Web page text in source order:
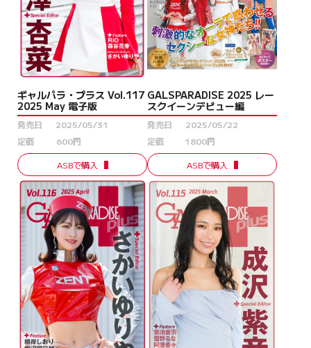
ギャルパラ・プラス Vol.117
2025 May 電子版
発売日
2025/05/31
定価
600円
ASBで購入
GALSPARADISE 2025 レー
スクイーンデビュー編
発売日
2025/05/22
定価
1800円
ASBで購入